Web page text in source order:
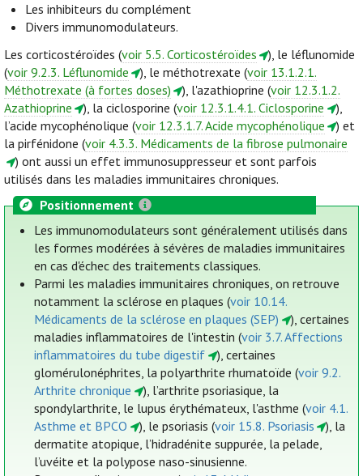
Les inhibiteurs du complément
Divers immunomodulateurs.
Les corticostéroïdes (voir 5.5. Corticostéroïdes
), le léflunomide
(voir 9.2.3. Léflunomide ), le méthotrexate (voir 13.1.2.1.
Méthotrexate (à fortes doses)
), l'azathioprine (voir 12.3.1.2.
Azathioprine
), la ciclosporine (voir 12.3.1.4.1. Ciclosporine
),
l’acide mycophénolique (voir 12.3.1.7. Acide mycophénolique
) et
la pirfénidone (voir 4.3.3. Médicaments de la fibrose pulmonaire
) ont aussi un effet immunosuppresseur et sont parfois
utilisés dans les maladies immunitaires chroniques.
Positionnement
Les immunomodulateurs sont généralement utilisés dans
les formes modérées à sévères de maladies immunitaires
en cas d'échec des traitements classiques.
Parmi les maladies immunitaires chroniques, on retrouve
notamment la sclérose en plaques (voir 10.14.
Médicaments de la sclérose en plaques (SEP)
), certaines
maladies inflammatoires de l'intestin (voir 3.7. Affections
inflammatoires du tube digestif
), certaines
glomérulonéphrites, la polyarthrite rhumatoïde (voir 9.2.
Arthrite chronique
), l’arthrite psoriasique, la
spondylarthrite, le lupus érythémateux, l'asthme (voir 4.1.
Asthme et BPCO
), le psoriasis (voir 15.8. Psoriasis
), la
dermatite atopique, l’hidradénite suppurée, la pelade,
l’uvéite et la polypose naso-sinusienne.